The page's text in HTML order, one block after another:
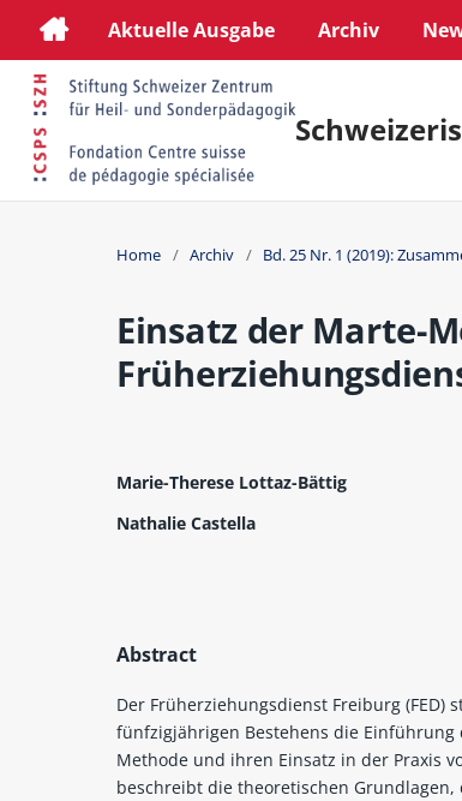
Aktuelle Ausgabe Archiv
Home / Archiv / Bd. 25 Nr. 1 (2019):
Einsatz der Marte-
Marie-Therese Lottaz-Bättig
Nathalie Castella
Abstract
Der Früherziehungsdienst Freiburg (FED)
fünfzigjährigen Bestehens die Einführung
Methode und ihren Einsatz in der Praxis
beschreibt die theoretischen Grundlagen,